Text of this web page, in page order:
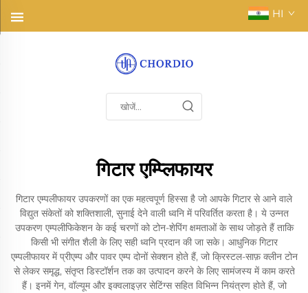
HI
गिटार एम्प्लिफायर
गिटार एम्पलीफायर उपकरणों का एक महत्वपूर्ण हिस्सा है जो आपके गिटार से आने वाले
विद्युत संकेतों को शक्तिशाली, सुनाई देने वाली ध्वनि में परिवर्तित करता है। ये उन्नत
उपकरण एम्पलीफिकेशन के कई चरणों को टोन-शेपिंग क्षमताओं के साथ जोड़ते हैं ताकि
किसी भी संगीत शैली के लिए सही ध्वनि प्रदान की जा सके। आधुनिक गिटार
एम्पलीफायर में प्रीएम्प और पावर एम्प दोनों सेक्शन होते हैं, जो क्रिस्टल-साफ़ क्लीन टोन
से लेकर समृद्ध, संतृप्त डिस्टॉर्शन तक का उत्पादन करने के लिए सामंजस्य में काम करते
हैं। इनमें गेन, वॉल्यूम और इक्वलाइज़र सेटिंग्स सहित विभिन्न नियंत्रण होते हैं, जो